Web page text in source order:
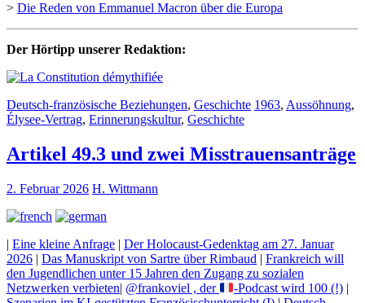
> Die Reden von Emmanuel Macron über die Europa
Der Hörtipp unserer Redaktion:
Deutsch-französische Beziehungen, Geschichte 1963, Aussöhnung,
Élysee-Vertrag, Erinnerungskultur, Geschichte
Artikel 49.3 und zwei Misstrauensanträge
2. Februar 2026 H. Wittmann
| Eine kleine Anfrage | Der Holocaust-Gedenktag am 27. Januar
2026 | Das Manuskript von Sartre über Rimbaud | Frankreich will
den Jugendlichen unter 15 Jahren den Zugang zu sozialen
Netzwerken verbieten| @frankoviel , der -Podcast wird 100 (!) |